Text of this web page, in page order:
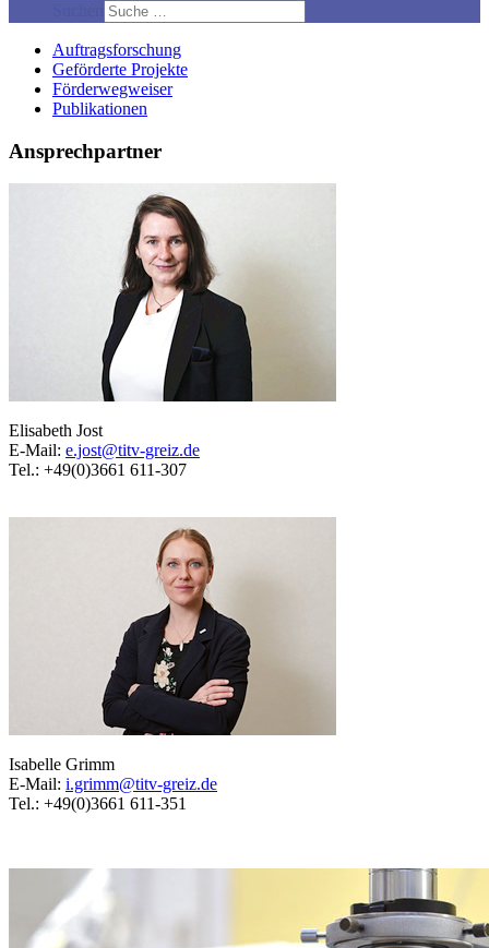
Auftragsforschung
Geförderte Projekte
Förderwegweiser
Publikationen
Ansprechpartner
Elisabeth Jost
E-Mail: e.jost@titv-greiz.de
Tel.: +49(0)3661 611-307
Isabelle Grimm
E-Mail: i.grimm@titv-greiz.de
Tel.: +49(0)3661 611-351